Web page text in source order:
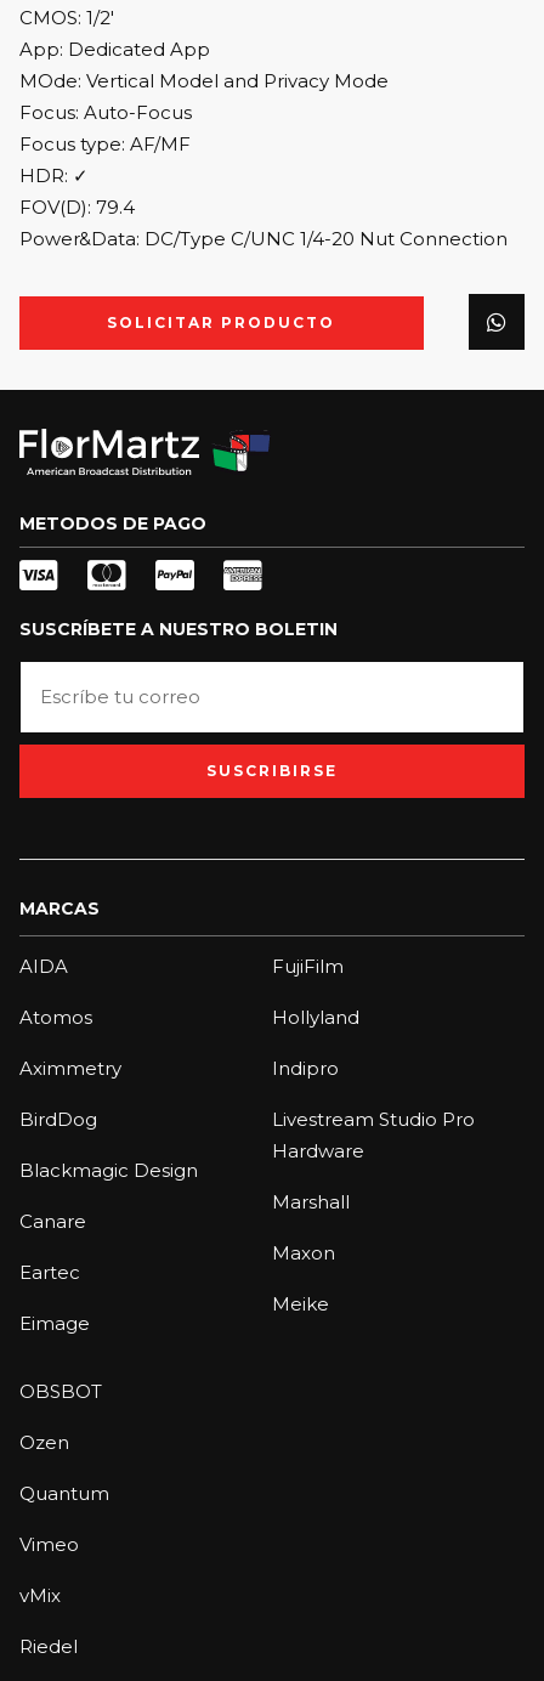
CMOS: 1/2′
App: Dedicated App
MOde: Vertical Model and Privacy Mode
Focus: Auto-Focus
Focus type: AF/MF
HDR: ✓
FOV(D): 79.4
Power&Data: DC/Type C/UNC 1/4-20 Nut Connection
SOLICITAR PRODUCTO
METODOS DE PAGO
SUSCRÍBETE A NUESTRO BOLETIN
SUSCRIBIRSE
MARCAS
AIDA
Atomos
Aximmetry
BirdDog
Blackmagic Design
Canare
Eartec
Eimage
FujiFilm
Hollyland
Indipro
Livestream Studio Pro
Hardware
Marshall
Maxon
Meike
OBSBOT
Ozen
Quantum
Vimeo
vMix
Riedel